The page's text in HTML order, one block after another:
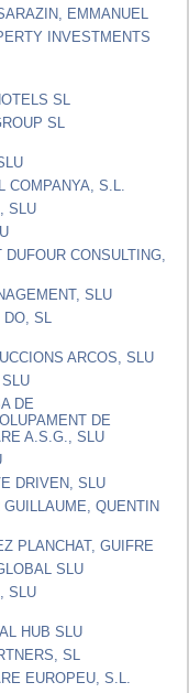
EMMANUEL
INVESTMENTS
SL
SL
COMPANYA, S.L.
SLU
DUFOUR CONSULTING,
SLU
SL
ARCOS, SLU
DE
DE
A.S.G., SLU
DRIVEN, SLU
GUILLAUME, QUENTIN
PLANCHAT, GUIFRE
SLU
SLU
HUB SLU
SL
EUROPEU, S.L.